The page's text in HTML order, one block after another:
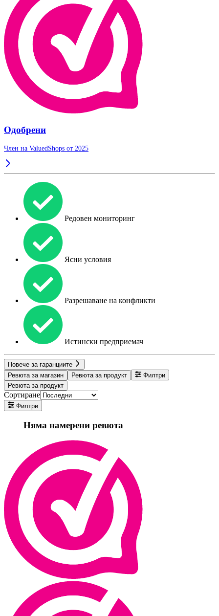
Одобрени
Член на ValuedShops от 2025
Редовен мониторинг
Ясни условия
Разрешаване на конфликти
Истински предприемач
Повече за гаранциите
Ревюта за магазин
Ревюта за продукт
Филтри
Ревюта за продукт
Сортиране
Филтри
Няма намерени ревюта